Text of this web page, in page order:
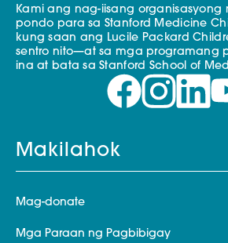
Kami ang nag-iisang
pondo para sa Stanford Medicine
kung saan ang Lucile Packard
sentro nito—at sa mga programang
ina at bata sa Stanford School of
Makilahok
Mag-donate
Mga Paraan ng Pagbibigay